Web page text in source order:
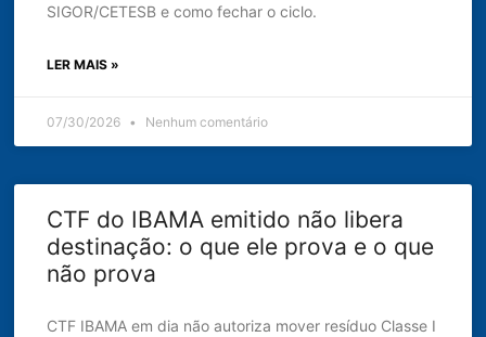
SIGOR/CETESB e como fechar o ciclo.
LER MAIS »
07/30/2026 Nenhum comentário
CTF do IBAMA emitido não libera
destinação: o que ele prova e o que
não prova
CTF IBAMA em dia não autoriza mover resíduo Classe I